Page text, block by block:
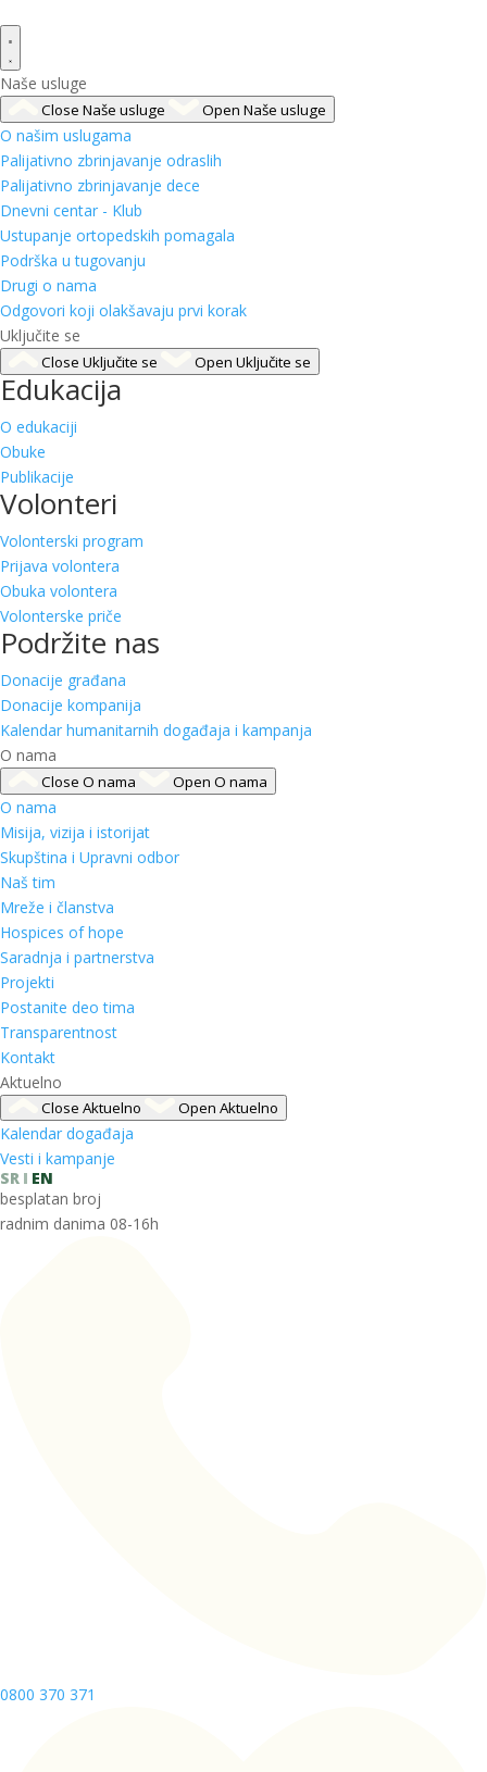
Naše usluge
Close Naše usluge Open Naše usluge
O našim uslugama
Palijativno zbrinjavanje odraslih
Palijativno zbrinjavanje dece
Dnevni centar - Klub
Ustupanje ortopedskih pomagala
Podrška u tugovanju
Drugi o nama
Odgovori koji olakšavaju prvi korak
Uključite se
Close Uključite se Open Uključite se
Edukacija
O edukaciji
Obuke
Publikacije
Volonteri
Volonterski program
Prijava volontera
Obuka volontera
Volonterske priče
Podržite nas
Donacije građana
Donacije kompanija
Kalendar humanitarnih događaja i kampanja
O nama
Close O nama Open O nama
O nama
Misija, vizija i istorijat
Skupština i Upravni odbor
Naš tim
Mreže i članstva
Hospices of hope
Saradnja i partnerstva
Projekti
Postanite deo tima
Transparentnost
Kontakt
Aktuelno
Close Aktuelno Open Aktuelno
Kalendar događaja
Vesti i kampanje
SR
EN
besplatan broj
radnim danima 08-16h
0800 370 371